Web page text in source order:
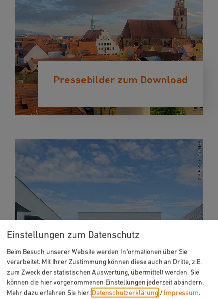
Pressebilder zum Download
Pressetexte zum Download
Einstellungen zum Datenschutz
Beim Besuch unserer Website werden Informationen über Sie
verarbeitet. Mit Ihrer Zustimmung können diese auch an Dritte, z.B.
zum Zweck der statistischen Auswertung, übermittelt werden. Sie
können die hier vorgenommenen Einstellungen jederzeit abändern.
Mehr dazu erfahren Sie hier:Datenschutzerklärung / Impressum.